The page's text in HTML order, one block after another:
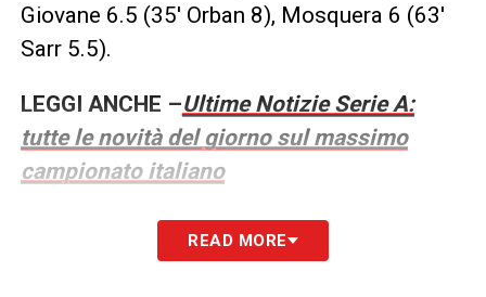
Giovane 6.5 (35′ Orban 8), Mosquera 6 (63′
Sarr 5.5).
LEGGI ANCHE –Ultime Notizie Serie A:
tutte le novità del giorno sul massimo
campionato italiano
LA PLAYLIST DELLE NOSTRE TOP NEWS
READ MORE